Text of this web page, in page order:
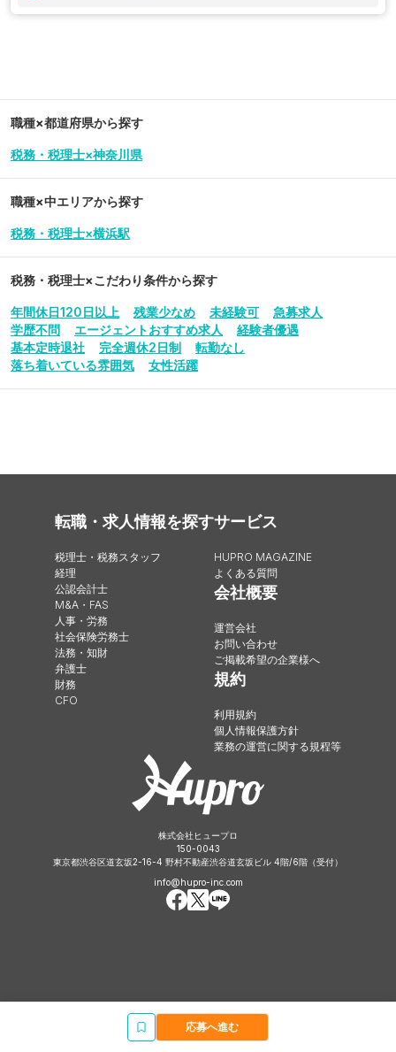
応募へ進む
職種×都道府県から探す
税務・税理士×神奈川県
職種×中エリアから探す
税務・税理士×横浜駅
税務・税理士×こだわり条件から探す
年間休日120日以上 残業少なめ 未経験可
急募求人
学歴不問
エージェントおすすめ求人
経験者優遇
基本定時退社
完全週休2日制
転勤なし
落ち着いている雰囲気
女性活躍
転職・求人情報を探す
税理士・税務スタッフ
経理
公認会計士
M&A・FAS
人事・労務
社会保険労務士
法務・知財
弁護士
財務
CFO
サービス
HUPRO MAGAZINE
よくある質問
会社概要
運営会社
お問い合わせ
ご掲載希望の企業様へ
規約
利用規約
個人情報保護方針
業務の運営に関する規程等
株式会社ヒュープロ
150-0043
東京都渋谷区道玄坂2-16-4 野村不動産渋谷道玄坂ビル 4階/6階（受付）
info@hupro-inc.com